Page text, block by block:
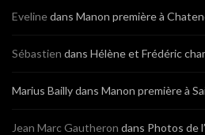
Evelinedans Manon première à
Sébastien dans Hélène et Frédéric
Marius Baillydans Manon première à
Jean Marc Gautheron dans Photos de